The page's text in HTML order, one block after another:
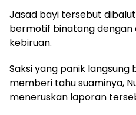
Jasad bayi tersebut
bermotif binatang dengan
kebiruan.
Saksi yang panik
memberi tahu suaminya,
meneruskan laporan